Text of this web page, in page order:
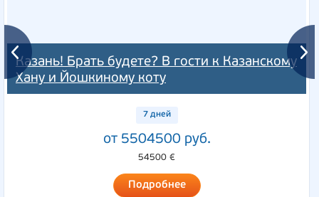
Казань! Брать будете? В гости к Казанскому
Хану и Йошкиному коту
7 дней
от 5504500 руб.
54500 €
Подробнее